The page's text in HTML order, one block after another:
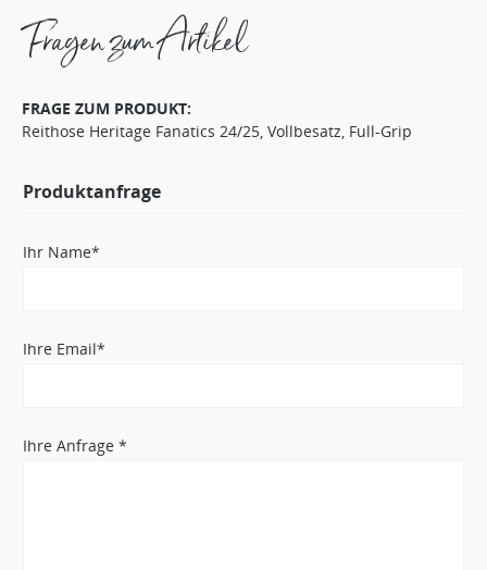
Fragen zum Artikel
FRAGE ZUM PRODUKT:
Reithose Heritage Fanatics 24/25, Vollbesatz, Full-Grip
Produktanfrage
Ihr Name*
Ihre Email*
Ihre Anfrage *